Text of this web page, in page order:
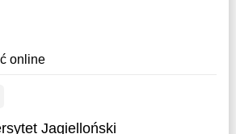
online
Jagielloński